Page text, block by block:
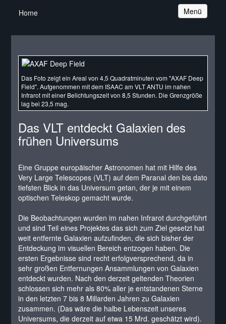
Navigation
Menü
Home
Das Foto zeigt ein Areal von 4,5 Quadratminuten vom "AXAF Deep
Field". Aufgenommen mit dem ISAAC am VLT ANTU im nahen
Infrarot mit einer Belichtungszeit von 8,5 Stunden. Die Grenzgröße
lag bei 23,5 mag.
Das VLT entdeckt Galaxien des
frühen Universums
Eine Gruppe europäischer Astronomen hat mit Hilfe des
Very Large Telescopes (VLT) auf dem Paranal den bis dato
tiefsten Blick in das Universum getan, der je mit einem
optischen Teleskop gemacht wurde.
Die Beobachtungen wurden im nahen Infrarot durchgeführt
und sind Teil eines Projektes das sich zum Ziel gesetzt hat
weit entfernte Galaxien aufzufinden, die sich bisher der
Entdeckung im visuellen Bereich entzogen haben. Die
ersten Ergebnisse sind recht erfolgversprechend, da in
sehr großen Entfernungen Ansammlungen von Galaxien
entdeckt wurden. Nach den derzeit geltenden Theorien
schlossen sich mehr als 80% aller je entstandenen Sterne
in den letzten 7 bis 8 Millarden Jahren zu Galaxien
zusammen. (Das wäre die halbe Lebenszeit unseres
Universums, die derzeit auf etwa 15 Mrd. geschätzt wird).